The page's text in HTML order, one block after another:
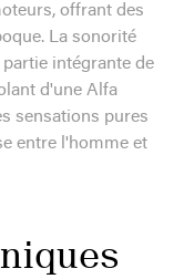
offrant des
La sonorité
intégrante de
d'une Alfa
sensations pures
entre l'homme et